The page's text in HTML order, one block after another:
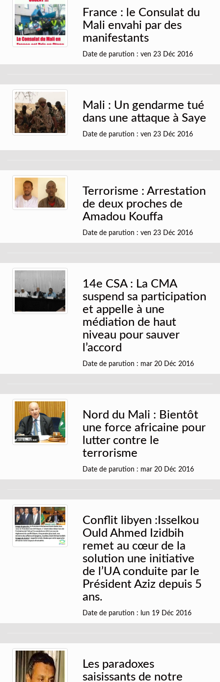
France : le Consulat du
Mali envahi par des
manifestants
Date de parution : ven 23 Déc 2016
Mali : Un gendarme tué
dans une attaque à Saye
Date de parution : ven 23 Déc 2016
Terrorisme : Arrestation
de deux proches de
Amadou Kouffa
Date de parution : ven 23 Déc 2016
14e CSA : La CMA
suspend sa participation
et appelle à une
médiation de haut
niveau pour sauver
l’accord
Date de parution : mar 20 Déc 2016
Nord du Mali : Bientôt
une force africaine pour
lutter contre le
terrorisme
Date de parution : mar 20 Déc 2016
Conflit libyen :Isselkou
Ould Ahmed Izidbih
remet au cœur de la
solution une initiative
de l’UA conduite par le
Président Aziz depuis 5
ans.
Date de parution : lun 19 Déc 2016
Les paradoxes
saisissants de notre